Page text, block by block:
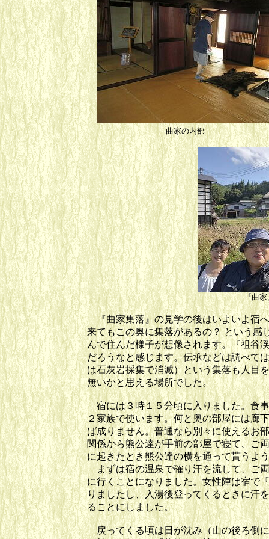
曲家の内部 萱
『曲家
『曲家集落』の見学の後はいよいよ宿
来てもこの奥に集落があるの？ という感
んで住んだ様子が想像されます。『祖谷
だろうなと感じます。伝承などは調べて
は石灰岩採集で消滅）という集落も人目
無いかと思える場所でした。
宿には３時１５分頃に入りました。食
２家族で使います。何と奥の部屋には廊
ば成りません。普通なら別々に使えるお
関係から熊公達が手前の部屋で寝て、ご
に起きたとき熊公達の横を通って貰うよ
まずは宿の温泉で確り汗を流して、ご
に行くことになりました。女性陣は宿で
りましたし、入湯後登ってくるときに汗
ることにしました。
戻ってくる頃は日が沈み（山の後ろ側